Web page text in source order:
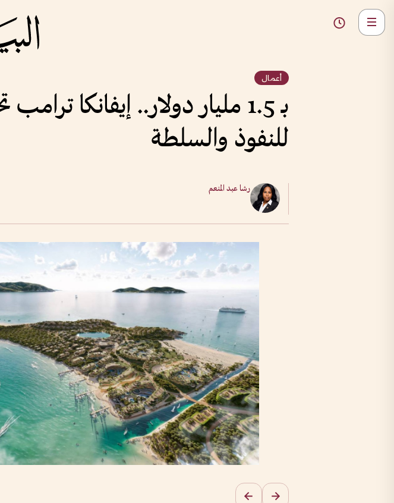
أعمال
بـ 1.5 مليار دولار.. إيفانكا
للنفوذ والسلطة
رشا عبد المنعم